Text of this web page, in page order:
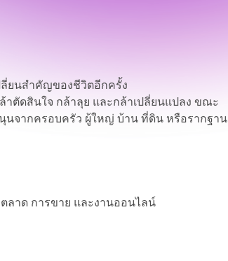
ยนสำคัญของชีวิตอีกครั้ง
ตัดสินใจ กล้าลุย และกล้าเปลี่ยนแปลง ขณะ
นจากครอบครัว ผู้ใหญ่ บ้าน ที่ดิน หรือรากฐาน
ลาด การขาย และงานออนไลน์